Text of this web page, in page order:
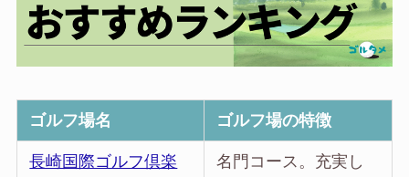
ゴルフ場名 ゴルフ場の特徴
長崎国際ゴルフ倶楽
名門コース。充実し